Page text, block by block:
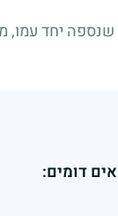
שנספה יחד
דומים: